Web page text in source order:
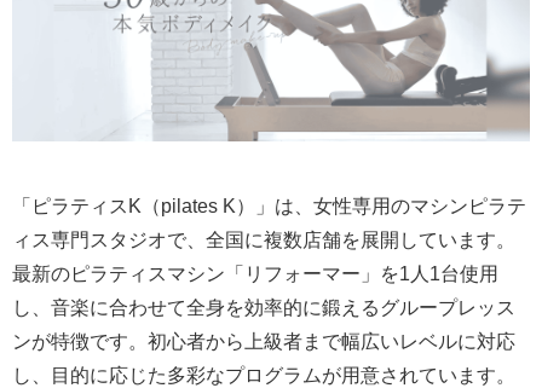
「ピラティスK（pilates K）」は、女性専用のマシンピラテ
ィス専門スタジオで、全国に複数店舗を展開しています。
最新のピラティスマシン「リフォーマー」を1人1台使用
し、音楽に合わせて全身を効率的に鍛えるグループレッス
ンが特徴です。初心者から上級者まで幅広いレベルに対応
し、目的に応じた多彩なプログラムが用意されています。